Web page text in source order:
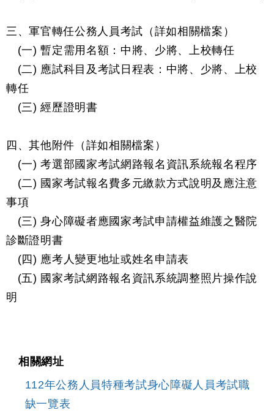
三、軍官轉任公務人員考試（詳如相關檔案）
(一) 暫定需用名額：中將、少將、上校轉任
(二) 應試科目及考試日程表：中將、少將、上校
轉任
(三) 經歷證明書
四、其他附件（詳如相關檔案）
(一) 考選部國家考試網路報名資訊系統報名程序
(二) 國家考試報名費多元繳款方式說明及應注意
事項
(三) 身心障礙者應國家考試申請權益維護之醫院
診斷證明書
(四) 應考人變更地址或姓名申請表
(五) 國家考試網路報名資訊系統調整照片操作說
明
相關網址
112年公務人員特種考試身心障礙人員考試職
缺一覽表